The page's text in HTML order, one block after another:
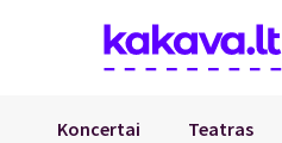
Koncertai Teatras